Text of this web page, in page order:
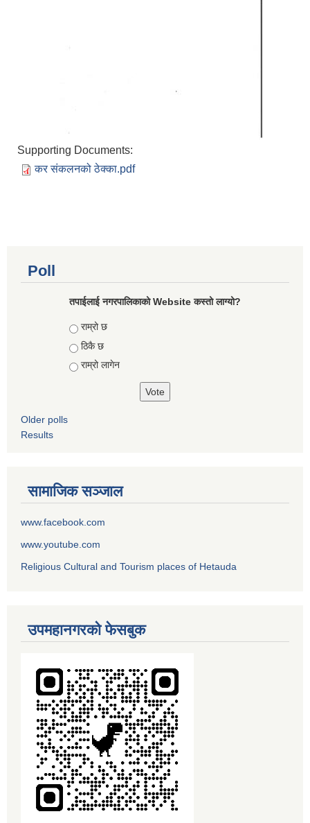
Supporting Documents:
कर संकलनको ठेक्‍का.pdf
Poll
तपाईलाई नगरपालिकाको Website कस्तो लाग्यो?
Choices
राम्रो छ
ठिकै छ
राम्रो लागेन
Older polls
Results
सामाजिक सञ्जाल
www.facebook.com
www.youtube.com
Religious Cultural and Tourism places of Hetauda
उपमहानगरको फेसबुक